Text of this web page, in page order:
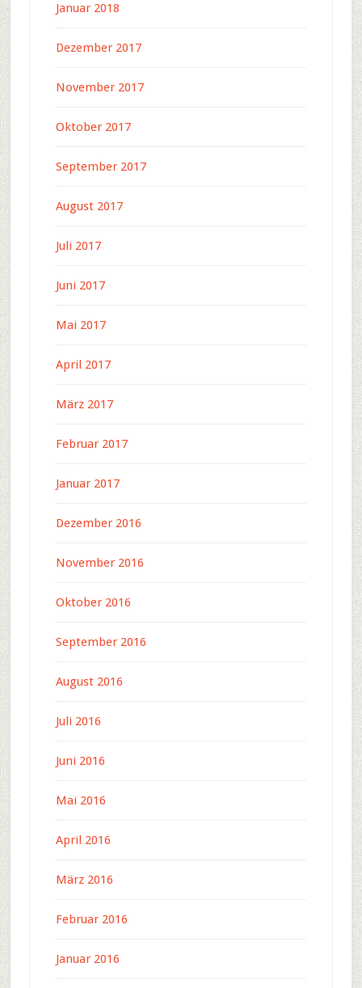
Januar 2018
Dezember 2017
November 2017
Oktober 2017
September 2017
August 2017
Juli 2017
Juni 2017
Mai 2017
April 2017
März 2017
Februar 2017
Januar 2017
Dezember 2016
November 2016
Oktober 2016
September 2016
August 2016
Juli 2016
Juni 2016
Mai 2016
April 2016
März 2016
Februar 2016
Januar 2016